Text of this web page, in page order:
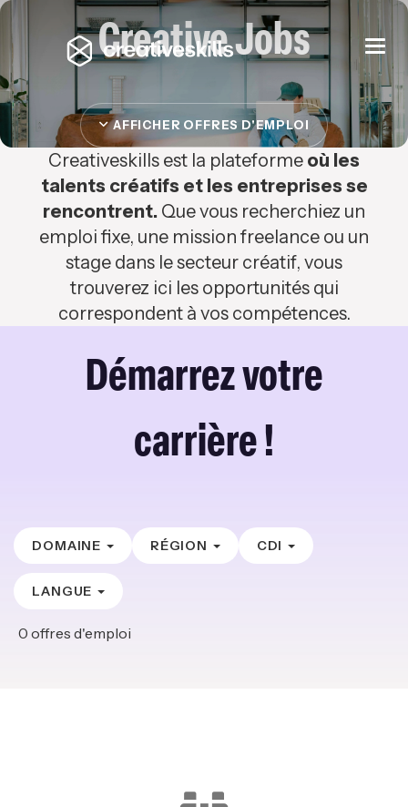
Creative Jobs
AFFICHER OFFRES D'EMPLOI
Creativeskills est la plateforme où les
talents créatifs et les entreprises se
rencontrent. Que vous recherchiez un
emploi fixe, une mission freelance ou un
stage dans le secteur créatif, vous
trouverez ici les opportunités qui
correspondent à vos compétences.
Démarrez votre
carrière !
DOMAINE RÉGION CDI
LANGUE
0 offres d'emploi